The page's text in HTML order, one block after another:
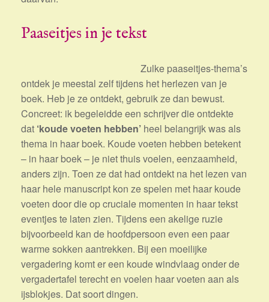
Paaseitjes in je tekst
Zulke paaseitjes-thema’s
ontdek je meestal zelf tijdens het herlezen van je
boek. Heb je ze ontdekt, gebruik ze dan bewust.
Concreet: ik begeleidde een schrijver die ontdekte
dat ‘koude voeten hebben’ heel belangrijk was als
thema in haar boek. Koude voeten hebben betekent
– in haar boek – je niet thuis voelen, eenzaamheid,
anders zijn. Toen ze dat had ontdekt na het lezen van
haar hele manuscript kon ze spelen met haar koude
voeten door die op cruciale momenten in haar tekst
eventjes te laten zien. Tijdens een akelige ruzie
bijvoorbeeld kan de hoofdpersoon even een paar
warme sokken aantrekken. Bij een moeilijke
vergadering komt er een koude windvlaag onder de
vergadertafel terecht en voelen haar voeten aan als
ijsblokjes. Dat soort dingen.